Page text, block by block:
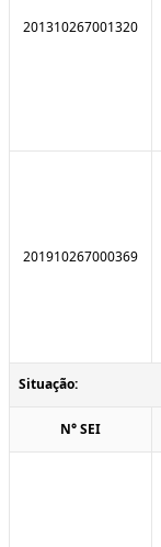
201310267001320
201910267000369
Situação:
N° SEI